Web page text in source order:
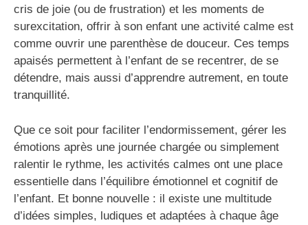
cris de joie (ou de frustration) et les moments de
surexcitation, offrir à son enfant une activité calme est
comme ouvrir une parenthèse de douceur. Ces temps
apaisés permettent à l’enfant de se recentrer, de se
détendre, mais aussi d’apprendre autrement, en toute
tranquillité.
Que ce soit pour faciliter l’endormissement, gérer les
émotions après une journée chargée ou simplement
ralentir le rythme, les activités calmes ont une place
essentielle dans l’équilibre émotionnel et cognitif de
l’enfant. Et bonne nouvelle : il existe une multitude
d’idées simples, ludiques et adaptées à chaque âge